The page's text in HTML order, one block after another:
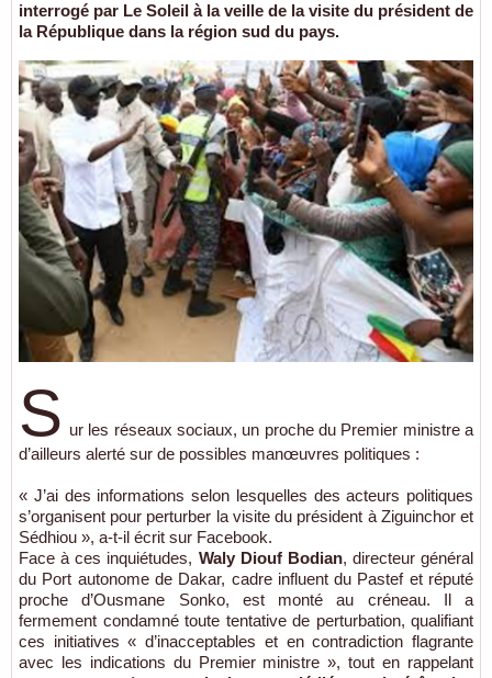
interrogé par Le Soleil à la veille de la visite du président de
la République dans la région sud du pays.
S ur les réseaux sociaux, un proche du Premier ministre a
d’ailleurs alerté sur de possibles manœuvres politiques :
« J’ai des informations selon lesquelles des acteurs politiques
s’organisent pour perturber la visite du président à Ziguinchor et
Sédhiou », a-t-il écrit sur Facebook.
Face à ces inquiétudes, Waly Diouf Bodian, directeur général
du Port autonome de Dakar, cadre influent du Pastef et réputé
proche d’Ousmane Sonko, est monté au créneau. Il a
fermement condamné toute tentative de perturbation, qualifiant
ces initiatives « d’inacceptables et en contradiction flagrante
avec les indications du Premier ministre », tout en rappelant